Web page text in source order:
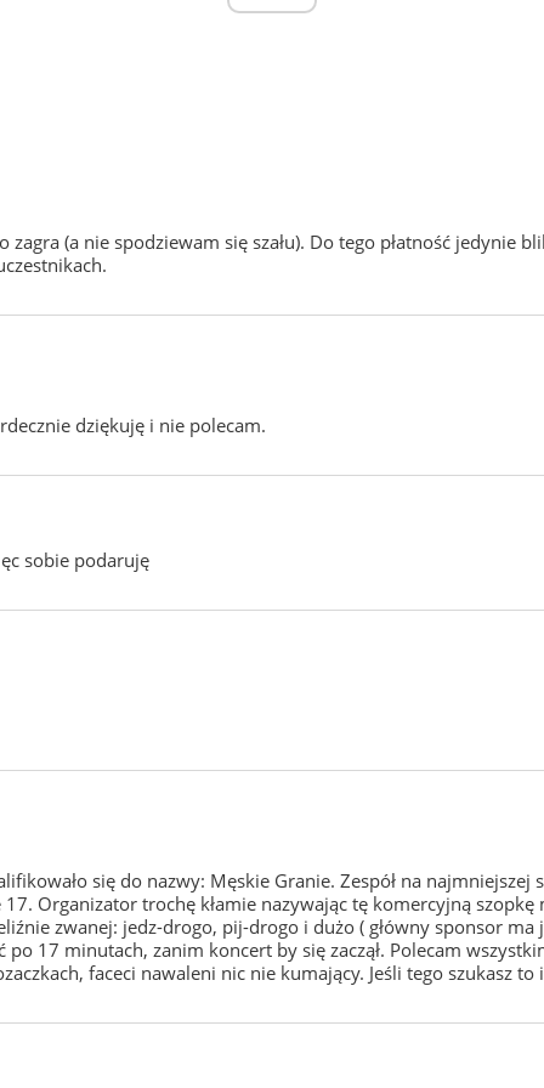
(a nie spodziewam się szału). Do tego płatność jedynie
dziękuję i nie polecam.
sobie podaruję
się do nazwy: Męskie Granie. Zespół na najmniejszej
Organizator trochę kłamie nazywając tę komercyjną
zwanej: jedz-drogo, pij-drogo i dużo ( główny sponsor
17 minutach, zanim koncert by się zaczął. Polecam
faceci nawaleni nic nie kumający. Jeśli tego szukasz